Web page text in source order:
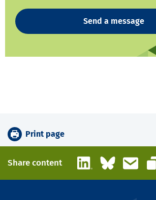
Send a message
Print page
Share content LinkedInBlueskyEmail